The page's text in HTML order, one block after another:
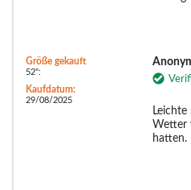
Größe gekauft
52":
Kaufdatum:
29/08/2025
Wetter
hatten.